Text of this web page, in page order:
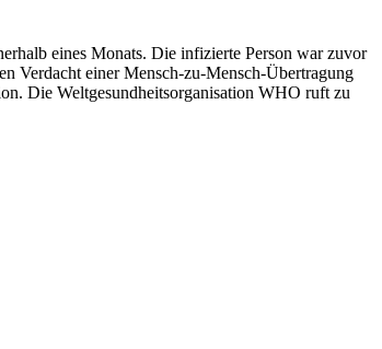
eines Monats. Die infizierte Person war zuvor
Verdacht einer Mensch-zu-Mensch-Übertragung
Die Weltgesundheitsorganisation WHO ruft zu